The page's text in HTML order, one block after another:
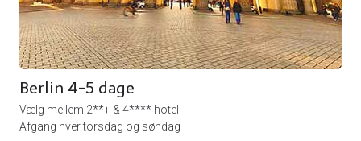
Berlin 4-5 dage
Vælg mellem 2**+ & 4**** hotel
Afgang hver torsdag og søndag